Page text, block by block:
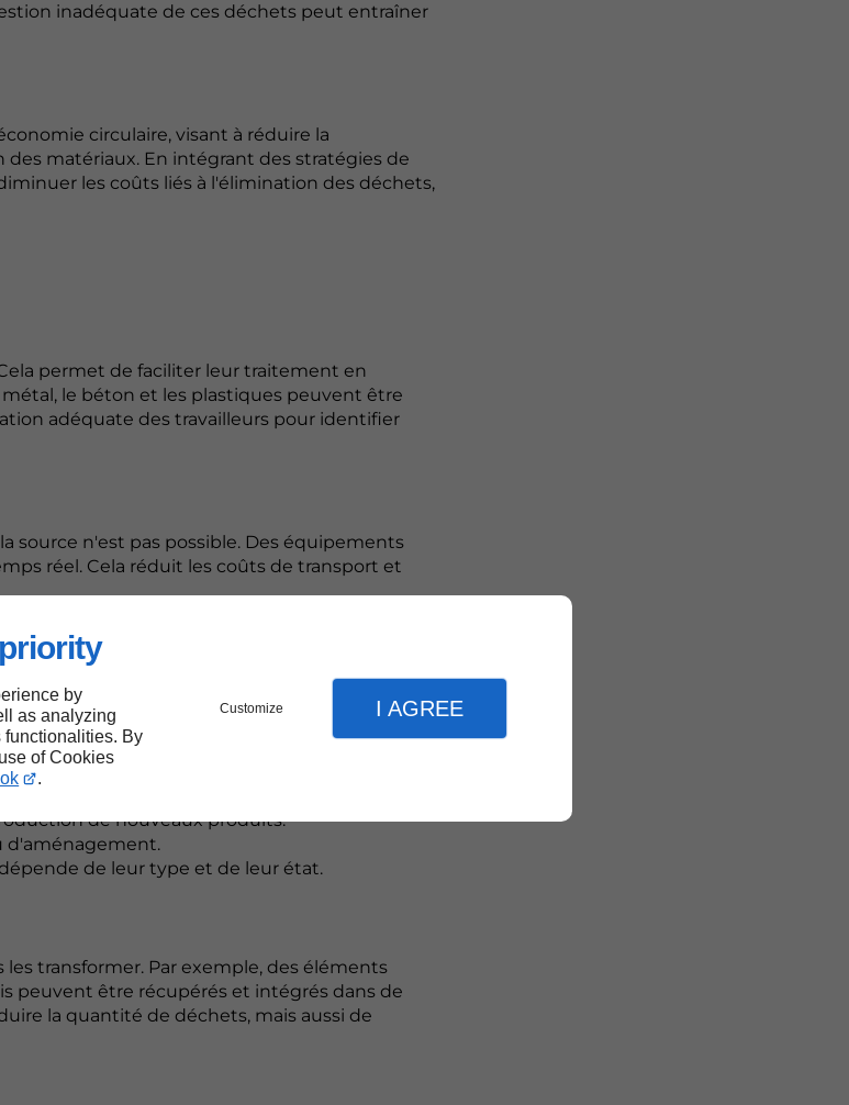
by
as analyzing
functionalities. By
of Cookies
.
Customize I AGREE
inadéquate de ces déchets peut entraîner
circulaire, visant à réduire la
matériaux. En intégrant des stratégies de
les coûts liés à l'élimination des déchets,
permet de faciliter leur traitement en
le béton et les plastiques peuvent être
adéquate des travailleurs pour identifier
source n'est pas possible. Des équipements
réel. Cela réduit les coûts de transport et
une liste non exhaustive :
mélanges de béton.
de nouveaux produits.
d'aménagement.
de leur type et de leur état.
transformer. Par exemple, des éléments
peuvent être récupérés et intégrés dans de
la quantité de déchets, mais aussi de